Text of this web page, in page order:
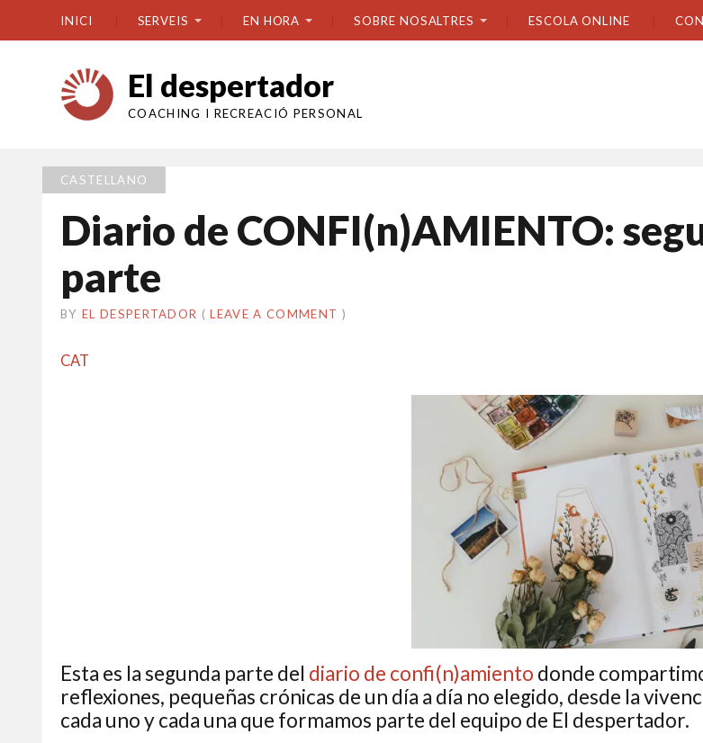
INICI SERVEIS EN HORA SOBRE NOSALTRES ESCOLA ONLINE
El despertador
COACHING I RECREACIÓ PERSONAL
CASTELLANO
Diario de CONFI(n)AMIENTO:
parte
BY EL DESPERTADOR ON
13
•(LEAVE A COMMENT )
CAT
Esta es la segunda parte del diario de confi(n)amiento donde
reflexiones, pequeñas crónicas de un día a día no elegido, desde la
cada uno y cada una que formamos parte del equipo de El despertador.